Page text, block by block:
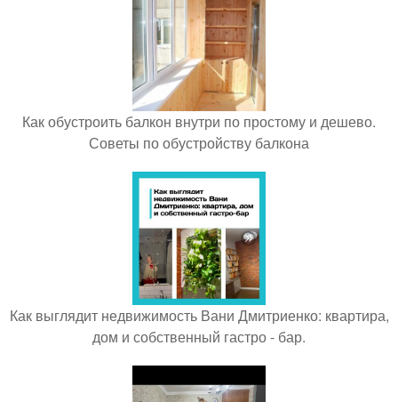
Как обустроить балкон внутри по простому и дешево.
Советы по обустройству балкона
Как выглядит недвижимость Вани Дмитриенко: квартира,
дом и собственный гастро - бар.